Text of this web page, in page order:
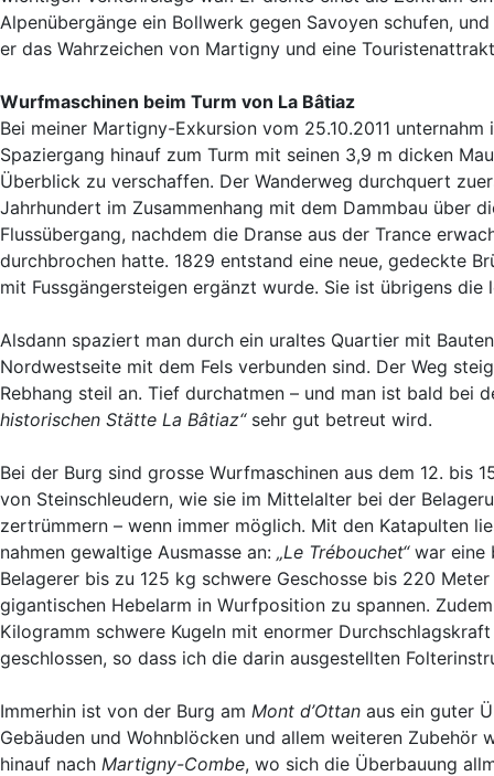
Alpenübergänge ein Bollwerk gegen Savoyen schufen,
er das Wahrzeichen von Martigny und eine
Wurfmaschinen beim Turm von La Bâtiaz
Bei meiner Martigny-Exkursion vom 25.10.2011
Spaziergang hinauf zum Turm mit seinen 3,9 m dicken
Überblick zu verschaffen. Der Wanderweg durchquert
Jahrhundert im Zusammenhang mit dem Dammbau über
Flussübergang, nachdem die Dranse aus der Trance
durchbrochen hatte. 1829 entstand eine neue, gedeckte
mit Fussgängersteigen ergänzt wurde. Sie ist übrigens
Alsdann spaziert man durch ein uraltes Quartier mit
Nordwestseite mit dem Fels verbunden sind. Der Weg
Rebhang steil an. Tief durchatmen – und man ist bald bei
historischen Stätte La Bâtiaz“sehr gut betreut wird.
Bei der Burg sind grosse Wurfmaschinen aus dem 12. bis
von Steinschleudern, wie sie im Mittelalter bei der
zertrümmern – wenn immer möglich. Mit den Katapulten
nahmen gewaltige Ausmasse an: „Le Trébouchet“war eine
Belagerer bis zu 125 kg schwere Geschosse bis 220
gigantischen Hebelarm in Wurfposition zu spannen.
Kilogramm schwere Kugeln mit enormer
geschlossen, so dass ich die darin ausgestellten
Immerhin ist von der Burg am Mont d’Ottan aus ein guter
Gebäuden und Wohnblöcken und allem weiteren Zubehör
hinauf nach Martigny-Combe, wo sich die Überbauung